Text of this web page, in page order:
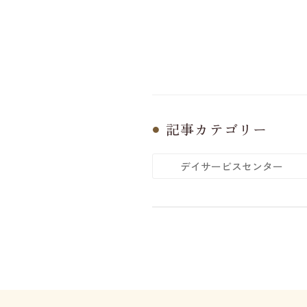
記事カテゴリー
デイサービスセンター